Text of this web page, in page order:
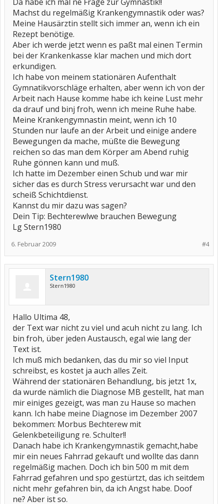
Machst du regelmäßig Krankengymnastik oder was?
Meine Hausärztin stellt sich immer an, wenn ich ein
Rezept benötige.
Aber ich werde jetzt wenn es paßt mal einen Termin
bei der Krankenkasse klar machen und mich dort
erkundigen.
Ich habe von meinem stationären Aufenthalt
Gymnatikvorschläge erhalten, aber wenn ich von der
Arbeit nach Hause komme habe ich keine Lust mehr
da drauf und binj froh, wenn ich meine Ruhe habe.
Meine Krankengymnastin meint, wenn ich 10
Stunden nur laufe an der Arbeit und einige andere
Bewegungen da mache, müßte die Bewegung
reichen so das man dem Körper am Abend ruhig
Ruhe gönnen kann und muß.
Ich hatte im Dezember einen Schub und war mir
sicher das es durch Stress verursacht war und den
scheiß Schichtdienst.
Kannst du mir dazu was sagen?
Dein Tip: Bechterewlwe brauchen Bewegung
Lg Stern1980
#4
6. Februar 2009
Stern1980
Stern1980
Hallo Ultima 48,
der Text war nicht zu viel und acuh nicht zu lang. Ich
bin froh, über jeden Austausch, egal wie lang der
Text ist.
Ich muß mich bedanken, das du mir so viel Input
schreibst, es kostet ja auch alles Zeit.
Während der stationären Behandlung, bis jetzt 1x,
da wurde nämlich die Diagnose MB gestellt, hat man
mir einiges gezeigt, was man zu Hause so machen
kann. Ich habe meine Diagnose im Dezember 2007
bekommen: Morbus Bechterew mit
Gelenkbeteiligung re. Schulter!!
Danach habe ich Krankengymnastik gemacht,habe
mir ein neues Fahrrad gekauft und wollte das dann
regelmäßig machen. Doch ich bin 500 m mit dem
Fahrrad gefahren und spo gestürtzt, das ich seitdem
nicht mehr gefahren bin, da ich Angst habe. Doof
ne? Aber ist so.